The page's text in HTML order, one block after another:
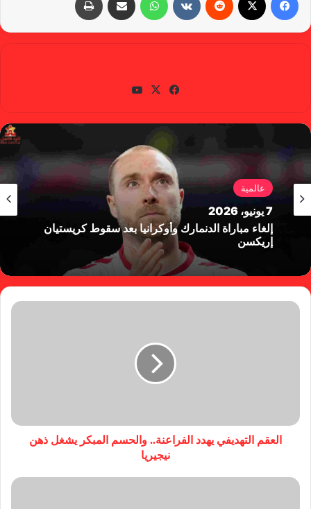
في
وك
X
عالمية
7 يونيو، 2026
إلغاء مباراة الدنمارك وأوكرانيا بعد سقوط كريستيان
إريكسن
العقم التهديفي يهدد الفراعنة.. والحسم المبكر يشغل ذهن
نيجيريا